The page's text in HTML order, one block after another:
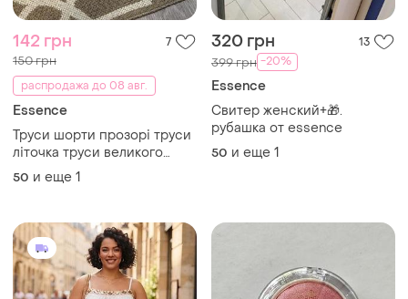
142 грн 7
150 грн
распродажа до 08 авг.
Essence
Труси шорти прозорі труси
літочка труси великого
розміру
50 и еще 1
320 грн 13
399 грн -20%
Essence
Свитер женский+🎁.
рубашка от essence
50 и еще 1